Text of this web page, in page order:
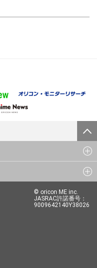
© oricon ME inc.
JASRAC許諾番号：
9009642140Y38026